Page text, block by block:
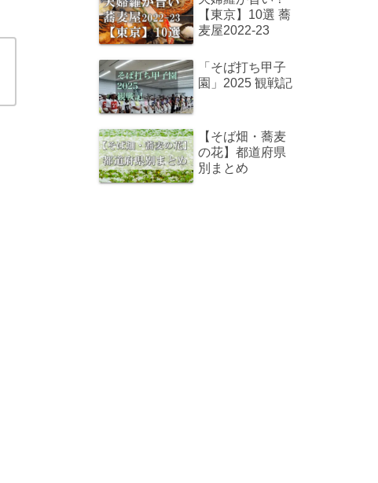
【東京】10選 蕎
麦屋2022-23
「そば打ち甲子
園」2025 観戦記
【そば畑・蕎麦
の花】都道府県
別まとめ